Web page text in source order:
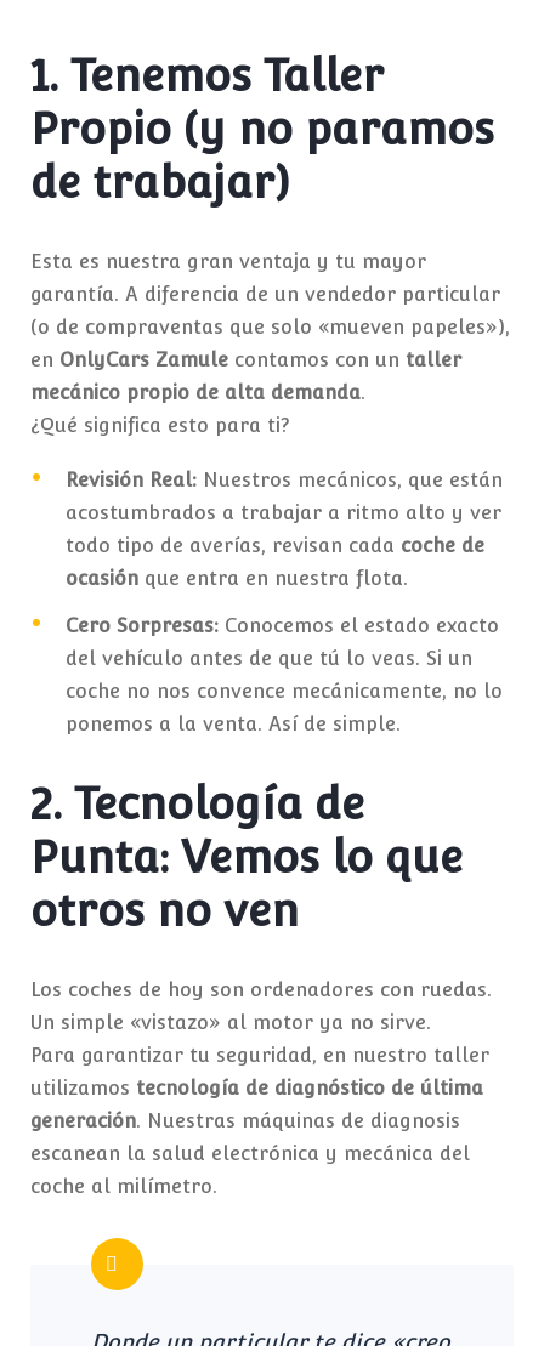
1. Tenemos Taller
Propio (y no paramos
de trabajar)
Esta es nuestra gran ventaja y tu mayor
garantía. A diferencia de un vendedor particular
(o de compraventas que solo «mueven papeles»),
en OnlyCars Zamule contamos con un taller
mecánico propio de alta demanda.
¿Qué significa esto para ti?
Revisión Real: Nuestros mecánicos, que están
acostumbrados a trabajar a ritmo alto y ver
todo tipo de averías, revisan cada coche de
ocasión que entra en nuestra flota.
Cero Sorpresas: Conocemos el estado exacto
del vehículo antes de que tú lo veas. Si un
coche no nos convence mecánicamente, no lo
ponemos a la venta. Así de simple.
2. Tecnología de
Punta: Vemos lo que
otros no ven
Los coches de hoy son ordenadores con ruedas.
Un simple «vistazo» al motor ya no sirve.
Para garantizar tu seguridad, en nuestro taller
utilizamos tecnología de diagnóstico de última
generación. Nuestras máquinas de diagnosis
escanean la salud electrónica y mecánica del
coche al milímetro.